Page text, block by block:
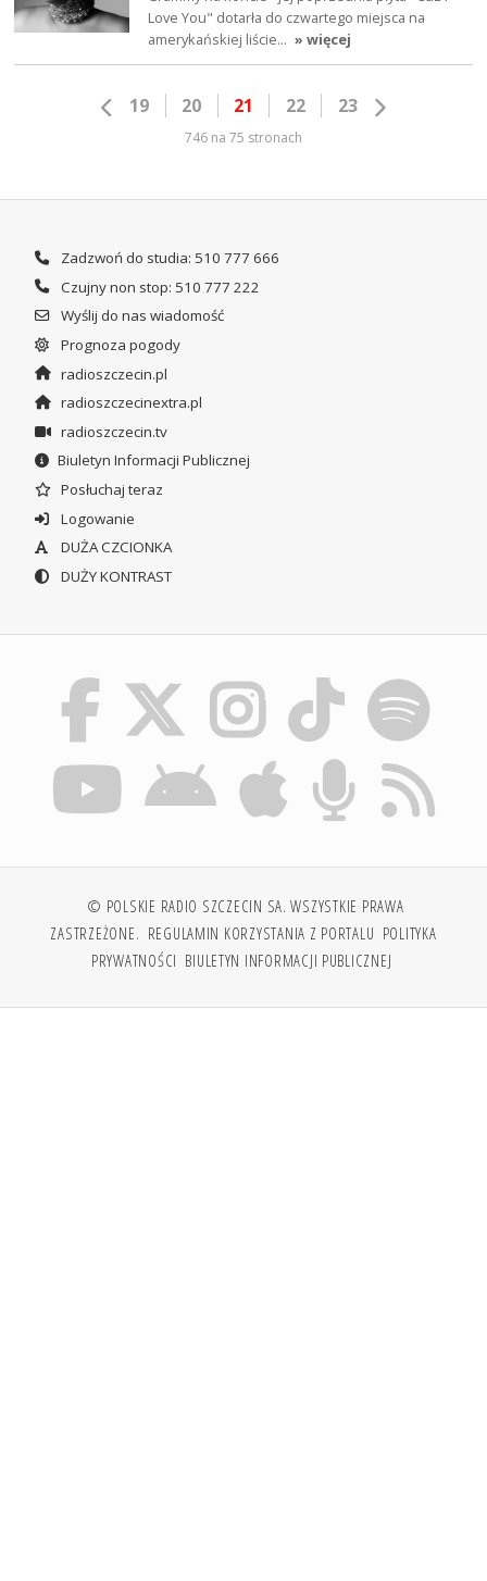
Love You" dotarła do czwartego miejsca na
amerykańskiej liście… » więcej
19 20 21 22 23
746 na 75 stronach
Zadzwoń do studia: 510 777 666
Czujny non stop: 510 777 222
Wyślij do nas wiadomość
Prognoza pogody
radioszczecin.pl
radioszczecinextra.pl
radioszczecin.tv
Biuletyn Informacji Publicznej
Posłuchaj teraz
Logowanie
DUŻA CZCIONKA
DUŻY KONTRAST
© POLSKIE RADIO SZCZECIN SA. WSZYSTKIE PRAWA
ZASTRZEŻONE. REGULAMIN KORZYSTANIA Z PORTALU POLITYKA
PRYWATNOŚCI BIULETYN INFORMACJI PUBLICZNEJ